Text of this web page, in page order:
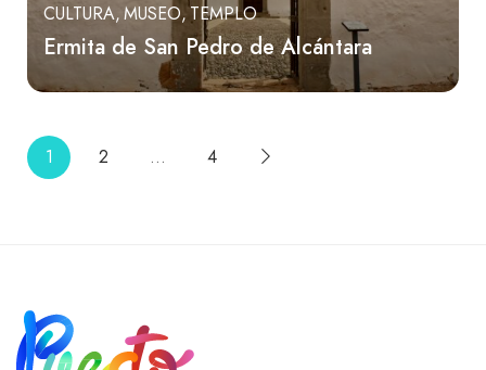
CULTURA MUSEO TEMPLO
Ermita de San Pedro de Alcántara
1 2 … 4